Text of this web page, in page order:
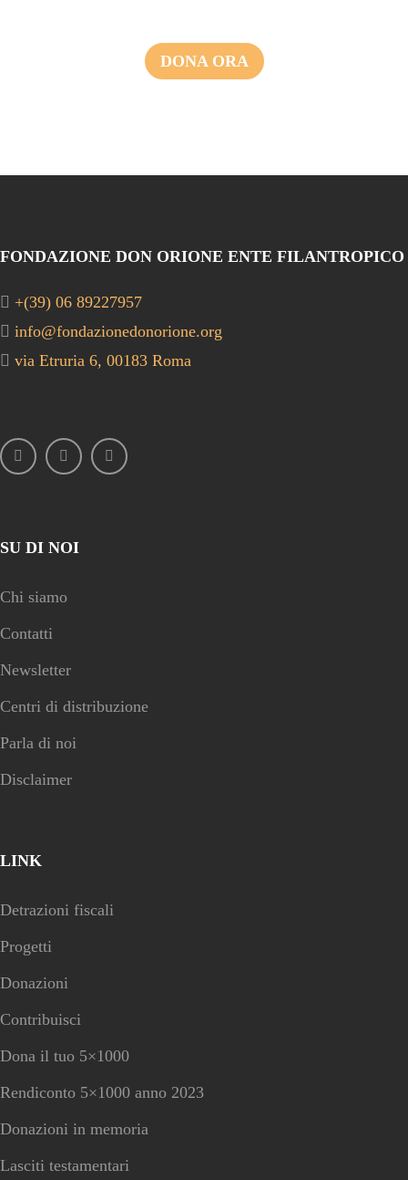
DONA ORA
FONDAZIONE DON ORIONE ENTE FILANTROPICO
+(39) 06 89227957
info@fondazionedonorione.org
via Etruria 6, 00183 Roma
SU DI NOI
Chi siamo
Contatti
Newsletter
Centri di distribuzione
Parla di noi
Disclaimer
LINK
Detrazioni fiscali
Progetti
Donazioni
Contribuisci
Dona il tuo 5×1000
Rendiconto 5×1000 anno 2023
Donazioni in memoria
Lasciti testamentari